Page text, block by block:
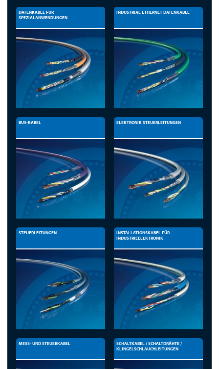
DATENKABEL FÜR
SPEZIALANWENDUNGEN
INDUSTRIAL ETHERNET DATENKABEL
BUS-KABEL ELEKTRONIK STEUERLEITUNGEN
STEUERLEITUNGEN
INSTALLATIONSKABEL FÜR
INDUSTRIEELEKTRONIK
MESS- UND STEUERKABEL
SCHALTKABEL / SCHALTDRÄHTE /
KLINGELSCHLAUCHLEITUNGEN